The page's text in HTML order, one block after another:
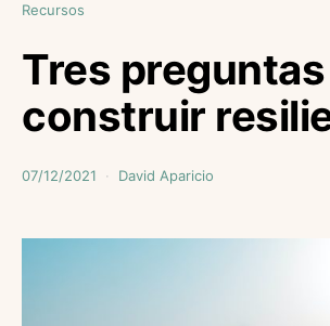
Recursos
Tres
construir
07/12/2021 David Aparicio